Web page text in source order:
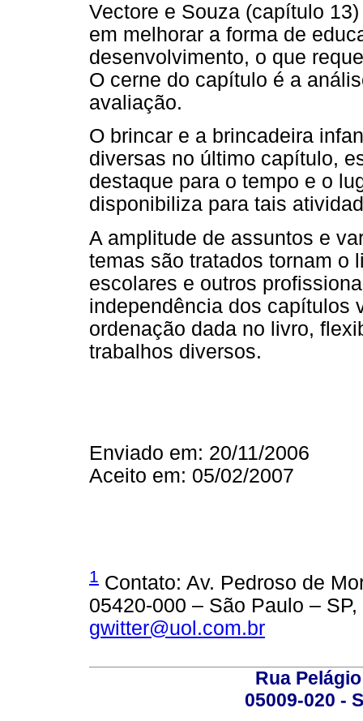
Vectore e Souza (capítulo
em melhorar a forma de
desenvolvimento, o que
O cerne do capítulo é a
avaliação.
O brincar e a brincadeira
diversas no último capítulo,
destaque para o tempo e o
disponibiliza para tais
A amplitude de assuntos e
temas são tratados tornam o
escolares e outros
independência dos capítulos
ordenação dada no livro,
trabalhos diversos.
Enviado em: 20/11/2006
Aceito em: 05/02/2007
1 Contato: Av. Pedroso de
05420-000 – São Paulo –
gwitter@uol.com.br
Rua
05009-020 -